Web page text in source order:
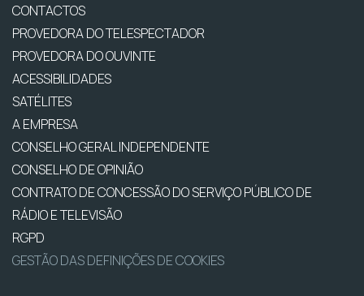
CONTACTOS
PROVEDORA DO TELESPECTADOR
PROVEDORA DO OUVINTE
ACESSIBILIDADES
SATÉLITES
A EMPRESA
CONSELHO GERAL INDEPENDENTE
CONSELHO DE OPINIÃO
CONTRATO DE CONCESSÃO DO SERVIÇO PÚBLICO DE
RÁDIO E TELEVISÃO
RGPD
GESTÃO DAS DEFINIÇÕES DE COOKIES